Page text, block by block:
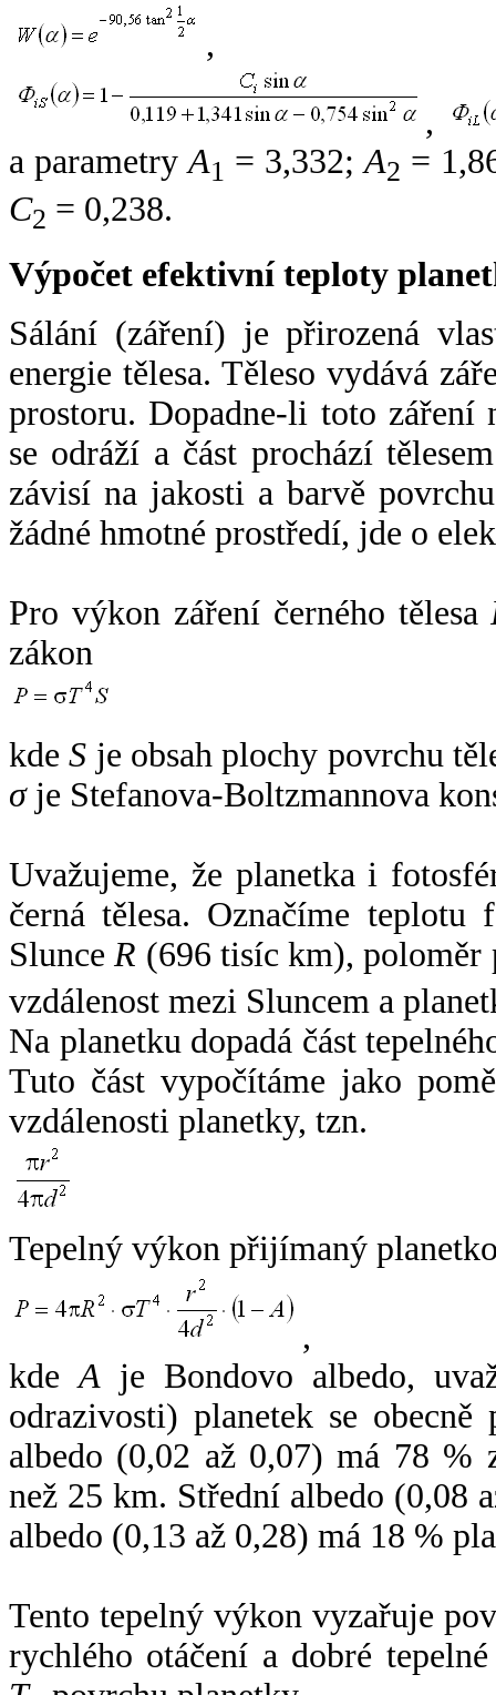
,
,
a parametryA1 = 3,332;A2 =
C2 = 0,238.
Výpočet efektivní teploty
Sálání (záření) je přirozená
energie tělesa. Těleso vydává
prostoru. Dopadne-li toto záření
se odráží a část prochází
závisí na jakosti a barvě
žádné hmotné prostředí, jde o
Pro výkon záření černého tělesa
zákon
kdeS je obsah plochy povrchu
σje Stefanova-Boltzmannova
Uvažujeme, že planetka i
černá tělesa. Označíme
SlunceR (696 tisíc km),
vzdálenost mezi Sluncem a
Na planetku dopadá část
Tuto část vypočítáme jako
vzdálenosti planetky, tzn.
Tepelný výkon přijímaný
,
kdeA je Bondovo albedo,
odrazivosti) planetek se
albedo (0,02 až 0,07) má 78 %
než 25 km. Střední albedo (0,08
albedo (0,13 až 0,28) má 18 %
Tento tepelný výkon vyzařuje
rychlého otáčení a dobré